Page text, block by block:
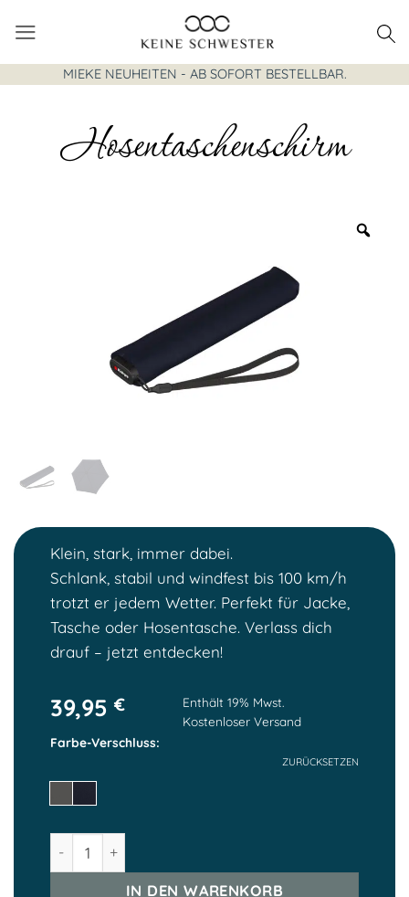
Inhalt
springen
MIEKE NEUHEITEN - AB SOFORT BESTELLBAR.
Hosentaschenschirm
Klein, stark, immer dabei.
Schlank, stabil und windfest bis 100 km/h
trotzt er jedem Wetter. Perfekt für Jacke,
Tasche oder Hosentasche. Verlass dich
drauf – jetzt entdecken!
39,95 €
Enthält 19% Mwst.
Kostenloser Versand
Farbe-Verschluss
ZURÜCKSETZEN
IN DEN WARENKORB